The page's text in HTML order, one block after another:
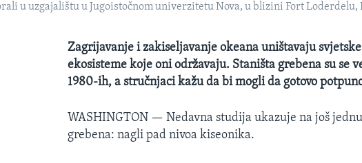
u uzgajalištu u Jugoistočnom univerzitetu Nova, u blizini Fort Loderdelu,
Zagrijavanje i zakiseljavanje okeana uništavaju
ekosisteme koje oni održavaju. Staništa grebena su se
1980-ih, a stručnjaci kažu da bi mogli da gotovo
WASHINGTON —Nedavna studija ukazuje na još
grebena: nagli pad nivoa kiseonika.